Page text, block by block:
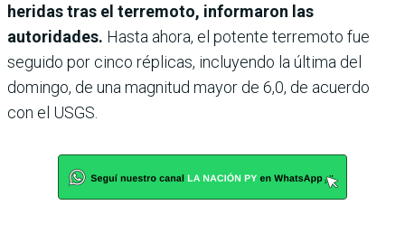
heridas tras el terremoto, informaron las
autoridades. Hasta ahora, el potente terremoto fue
seguido por cinco réplicas, incluyendo la última del
domingo, de una magnitud mayor de 6,0, de acuerdo
con el USGS.